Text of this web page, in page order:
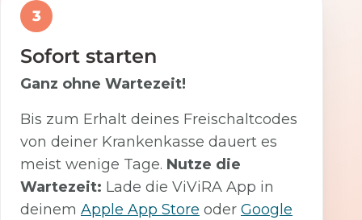
3
Sofort starten
Ganz ohne Wartezeit!
Bis zum Erhalt deines Freischaltcodes
von deiner Krankenkasse dauert es
meist wenige Tage. Nutze die
Wartezeit: Lade die ViViRA App in
deinem Apple App Store oder Google